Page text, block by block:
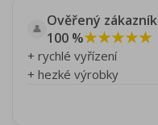
👤 Ověřený zákazník
100 %★★★★★
+ rychlé vyřízení
+ hezké výrobky